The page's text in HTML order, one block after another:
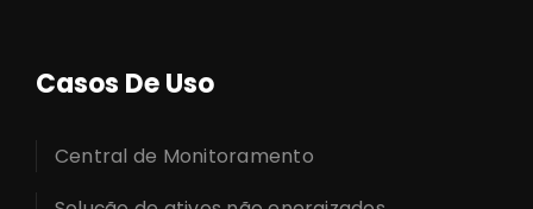
Casos De Uso
Central de Monitoramento